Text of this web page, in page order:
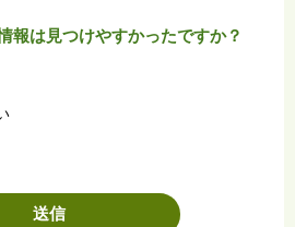
報は見つけやすかったですか？